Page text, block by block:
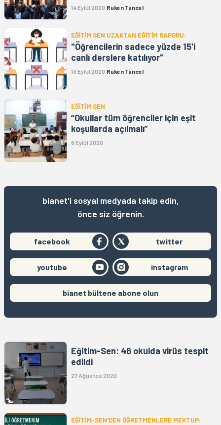
14 Eylül 2020 Ruken Tuncel
EĞİTİM SEN UZAKTAN EĞİTİM RAPORU:
"Öğrencilerin sadece yüzde 15'i
canlı derslere katılıyor"
13 Eylül 2020 Ruken Tuncel
EĞİTİM SEN
“Okullar tüm öğrenciler için eşit
koşullarda açılmalı”
8 Eylül 2020
bianet'i sosyal medyada takip edin,
önce siz öğrenin.
facebook twitter
youtube instagram
bianet bültene abone olun
Eğitim-Sen: 46 okulda virüs tespit
edildi
27 Ağustos 2020
EĞİTİM-SEN'DEN ÖĞRETMENLERE MEKTUP: